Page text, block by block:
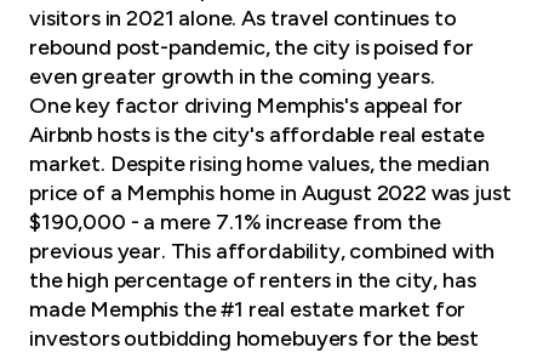
visitors in 2021 alone. As travel continues to
rebound post-pandemic, the city is poised for
even greater growth in the coming years.
One key factor driving Memphis's appeal for
Airbnb hosts is the city's affordable real estate
market. Despite rising home values, the median
price of a Memphis home in August 2022 was just
$190,000 - a mere 7.1% increase from the
previous year. This affordability, combined with
the high percentage of renters in the city, has
made Memphis the #1 real estate market for
investors outbidding homebuyers for the best